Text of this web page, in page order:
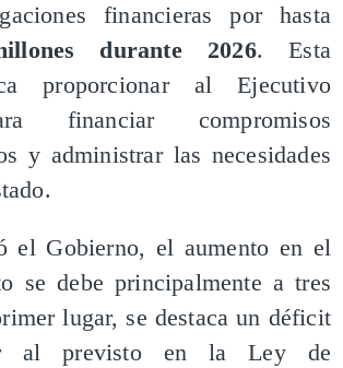
financieras por hasta
durante 2026. Esta
proporcionar al Ejecutivo
financiar compromisos
y administrar las necesidades
el Gobierno, el aumento en el
se debe principalmente a tres
lugar, se destaca un déficit
al previsto en la Ley de